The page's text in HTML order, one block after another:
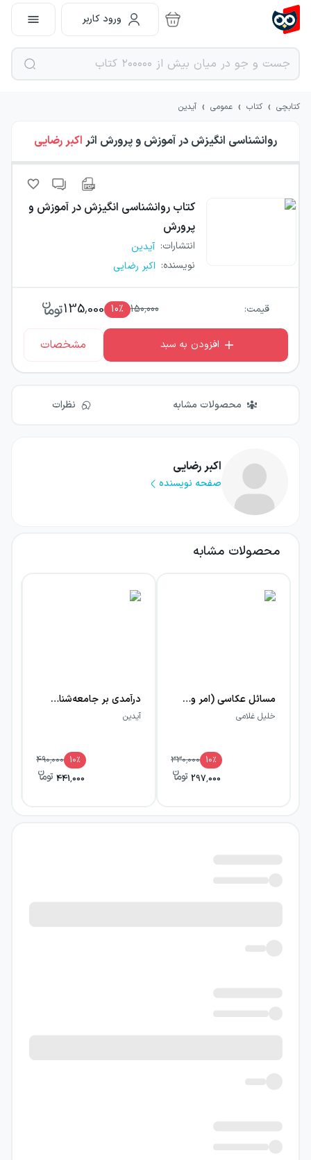
ورود کاربر
کتابچی › کتاب › عمومی › آیدین
روانشناسی انگیزش در آموزش و پرورش اثر اکبر رضایی
کتاب روانشناسی انگیزش در آموزش و
پرورش
انتشارات: آیدین
نویسنده: اکبر رضایی
قیمت: 150,000
10٪ 135,000
افزودن به سبد مشخصات
محصولات مشابه نظرات
اکبر رضایی
صفحه نویسنده
محصولات مشابه
مسائل عکاسی (امر واقعی و امر اخلاقی)
خلیل غلامی
330,000 10٪
297,000
درآمدی بر جامعه‌شناسی خانواده
آیدین
490,000 10٪
441,000